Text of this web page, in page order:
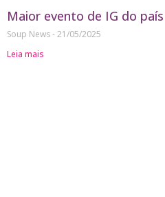
Maior evento de IG do
Soup News 21/05/2025
Leia mais